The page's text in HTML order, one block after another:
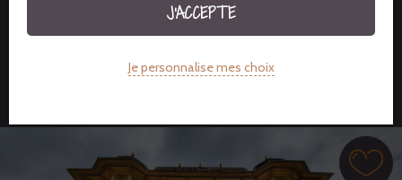
J'ACCEPTE
Je personnalise mes choix
JE M'INSCRIS À CE VOYAGE !